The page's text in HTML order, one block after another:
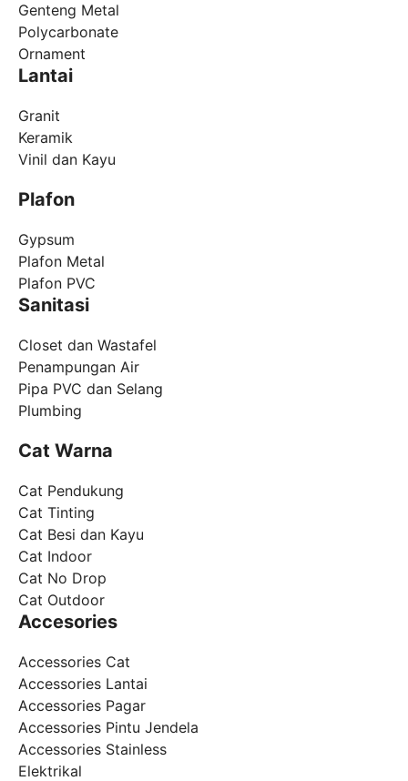
Genteng Metal
Polycarbonate
Ornament
Lantai
Granit
Keramik
Vinil dan Kayu
Plafon
Gypsum
Plafon Metal
Plafon PVC
Sanitasi
Closet dan Wastafel
Penampungan Air
Pipa PVC dan Selang
Plumbing
Cat Warna
Cat Pendukung
Cat Tinting
Cat Besi dan Kayu
Cat Indoor
Cat No Drop
Cat Outdoor
Accesories
Accessories Cat
Accessories Lantai
Accessories Pagar
Accessories Pintu Jendela
Accessories Stainless
Elektrikal